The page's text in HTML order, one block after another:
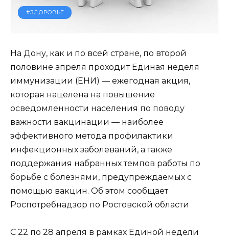
#ЗДОРОВЬЕ
На Дону, как и по всей стране, по второй
половине апреля проходит Единая неделя
иммунизации (ЕНИ) — ежегодная акция,
которая нацелена на повышение
осведомленности населения по поводу
важности вакцинации — наиболее
эффективного метода профилактики
инфекционных заболеваний, а также
поддержания набранных темпов работы по
борьбе с болезнями, предупреждаемых с
помощью вакцин. Об этом сообщает
Роспотребнадзор по Ростовской области
С 22 по 28 апреля в рамках Единой недели